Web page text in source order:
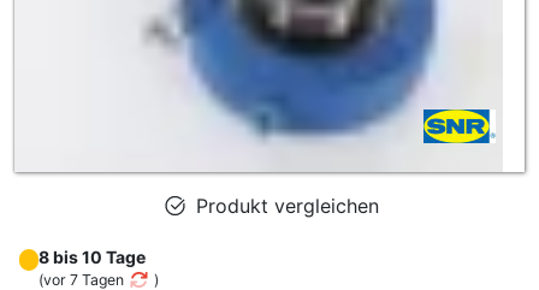
Produkt vergleichen
8 bis 10 Tage
(vor 7 Tagen )